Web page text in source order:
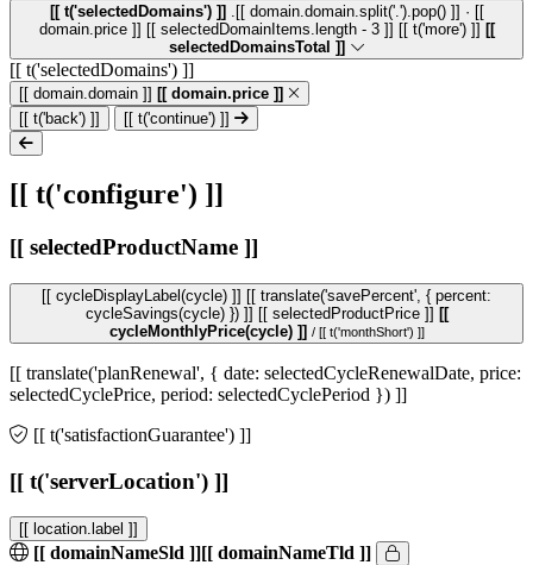
[[ t('selectedDomains') ]]
.[[ domain.domain.split('.').pop() ]] · [[
domain.price ]] [[ selectedDomainItems.length - 3 ]] [[ t('more') ]] [[
selectedDomainsTotal ]]
[[ t('selectedDomains') ]]
[[ domain.domain ]] [[ domain.price ]]
[[ t('back') ]]
[[ t('continue') ]]
[[ t('configure') ]]
[[ selectedProductName ]]
[[ cycleDisplayLabel(cycle) ]] [[ translate('savePercent', { percent:
cycleSavings(cycle) }) ]] [[ selectedProductPrice ]] [[
cycleMonthlyPrice(cycle) ]] / [[ t('monthShort') ]]
[[ translate('planRenewal', { date: selectedCycleRenewalDate, price:
selectedCyclePrice, period: selectedCyclePeriod }) ]]
[[ t('satisfactionGuarantee') ]]
[[ t('serverLocation') ]]
[[ location.label ]]
[[ domainNameSld ]] [[ domainNameTld ]]